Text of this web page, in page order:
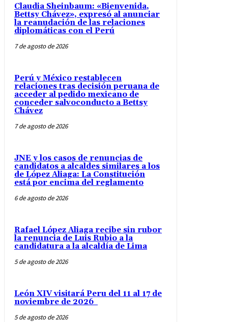
Claudia Sheinbaum: «Bienvenida,
Bettsy Chávez», expresó al anunciar
la reanudación de las relaciones
diplomáticas con el Perú
7 de agosto de 2026
Perú y México restablecen
relaciones tras decisión peruana de
acceder al pedido mexicano de
conceder salvoconducto a Bettsy
Chávez
7 de agosto de 2026
JNE y los casos de renuncias de
candidatos a alcaldes similares a los
de López Aliaga: La Constitución
está por encima del reglamento
6 de agosto de 2026
Rafael López Aliaga recibe sin rubor
la renuncia de Luis Rubio a la
candidatura a la alcaldía de Lima
5 de agosto de 2026
León XIV visitará Peru del 11 al 17 de
noviembre de 2026
5 de agosto de 2026